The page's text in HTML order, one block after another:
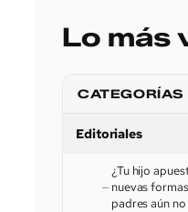
Lo más
CATEGORÍAS
Editoriales
¿Tu hijo
nuevas
padres aún